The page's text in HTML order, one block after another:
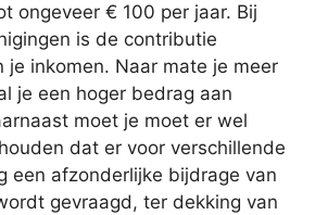
ongeveer € 100 per jaar. Bij
is de contributie
je inkomen. Naar mate je meer
je een hoger bedrag aan
moet je moet er wel
dat er voor verschillende
een afzonderlijke bijdrage van
gevraagd, ter dekking van